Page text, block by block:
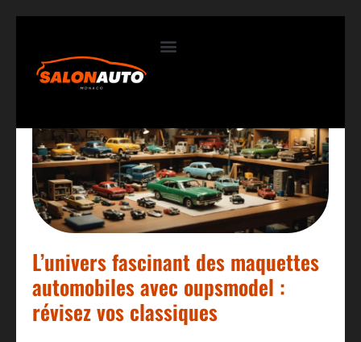
L’univers fascinant des maquettes
automobiles avec oupsmodel :
révisez vos classiques